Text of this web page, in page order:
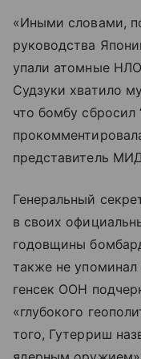
«Иными словами,
руководства
упали атомные
Судзуки хватило
что бомбу
представитель
Генеральный
в своих
годовщины
также не
генсек ООН
«глубокого
того, Гутерриш